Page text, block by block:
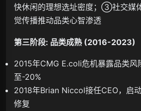
快休闲的理想选址密度；③社交媒
觉传播推动品类心智渗透
第三阶段: 品类成熟 (2016-2023)
2015年CMG E.coli危机暴露品类
至-20%
2018年Brian Niccol接任CEO，启
修复